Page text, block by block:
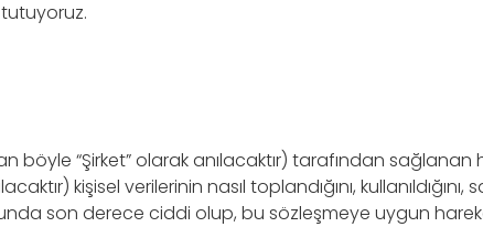
böyle “Şirket” olarak anılacaktır) tarafından sağlanan
kişisel verilerinin nasıl toplandığını,
son derece ciddi olup, bu sözleşmeye uygun